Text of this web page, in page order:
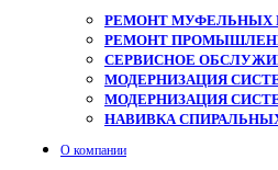
РЕМОНТ МУФЕЛЬНЫХ
РЕМОНТ
СЕРВИСНОЕ
МОДЕРНИЗАЦИЯ
МОДЕРНИЗАЦИЯ
НАВИВКА
О компании